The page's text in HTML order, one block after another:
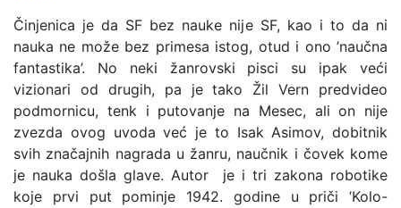
Činjenica je da SF bez nauke nije SF, kao i to da ni
nauka ne može bez primesa istog, otud i ono ’naučna
fantastika’. No neki žanrovski pisci su ipak veći
vizionari od drugih, pa je tako Žil Vern predvideo
podmornicu, tenk i putovanje na Mesec, ali on nije
zvezda ovog uvoda već je to Isak Asimov, dobitnik
svih značajnih nagrada u žanru, naučnik i čovek kome
je nauka došla glave. Autor je i tri zakona robotike
koje prvi put pominje 1942. godine u priči ’Kolo-